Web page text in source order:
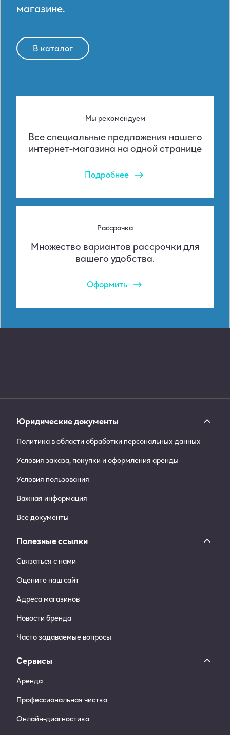
магазине.
В каталог
Мы рекомендуем
Все специальные предложения нашего
интернет-магазина на одной странице
Подробнее
Рассрочка
Множество вариантов рассрочки для
вашего удобства.
Оформить
Юридические документы
Политика в области обработки персональных данных
Условия заказа, покупки и оформления аренды
Условия пользования
Важная информация
Все документы
Полезные ссылки
Связаться с нами
Оцените наш сайт
Адреса магазинов
Новости бренда
Часто задаваемые вопросы
Сервисы
Аренда
Профессиональная чистка
Онлайн-диагностика